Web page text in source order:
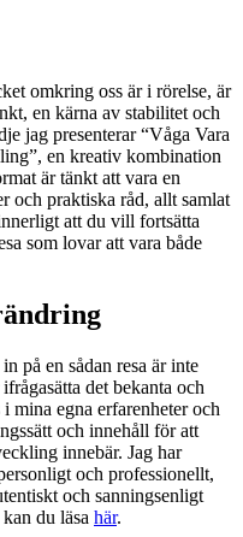
omkring oss är i rörelse, är
en kärna av stabilitet och
jag presenterar “Våga Vara
en kreativ kombination
är tänkt att vara en
och praktiska råd, allt samlat
att du vill fortsätta
som lovar att vara både
på en sådan resa är inte
det bekanta och
mina egna erfarenheter och
och innehåll för att
innebär. Jag har
och professionellt,
och sanningsenligt
du läsa här.